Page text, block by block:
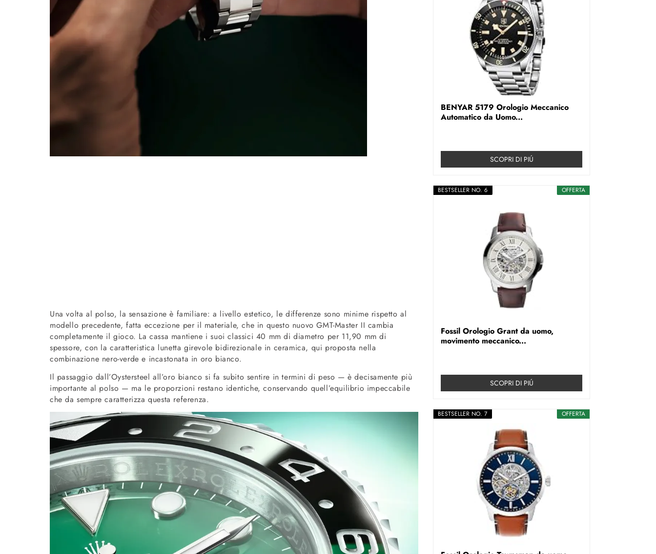
Una volta al polso, la sensazione è familiare: a livello estetico, le differenze sono minime rispetto al
modello precedente, fatta eccezione per il materiale, che in questo nuovo GMT-Master II cambia
completamente il gioco. La cassa mantiene i suoi classici 40 mm di diametro per 11,90 mm di
spessore, con la caratteristica lunetta girevole bidirezionale in ceramica, qui proposta nella
combinazione nero-verde e incastonata in oro bianco.
Il passaggio dall’Oystersteel all’oro bianco si fa subito sentire in termini di peso — è decisamente più
importante al polso — ma le proporzioni restano identiche, conservando quell’equilibrio impeccabile
che da sempre caratterizza questa referenza.
BENYAR 5179 Orologio Meccanico
Automatico da Uomo...
SCOPRI DI PIÚ
OFFERTA
BESTSELLER NO. 6
Fossil Orologio Grant da uomo,
movimento meccanico...
SCOPRI DI PIÚ
OFFERTA
BESTSELLER NO. 7